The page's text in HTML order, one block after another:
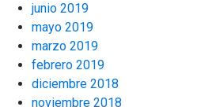
junio 2019
mayo 2019
marzo 2019
febrero 2019
diciembre 2018
noviembre 2018